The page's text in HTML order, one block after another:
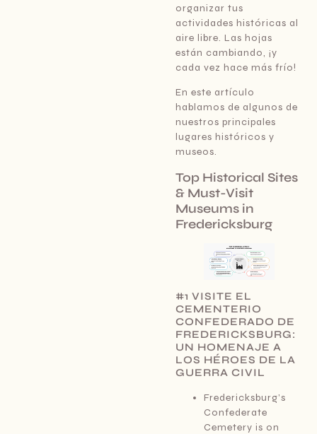
organizar tus
actividades históricas al
aire libre. Las hojas
están cambiando, ¡y
cada vez hace más frío!
En este artículo
hablamos de algunos de
nuestros principales
lugares históricos y
museos.
Top Historical Sites
& Must-Visit
Museums in
Fredericksburg
#1 VISITE EL
CEMENTERIO
CONFEDERADO DE
FREDERICKSBURG:
UN HOMENAJE A
LOS HÉROES DE LA
GUERRA CIVIL
Fredericksburg’s
Confederate
Cemetery is on